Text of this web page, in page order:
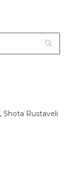
Shota Rustaveli